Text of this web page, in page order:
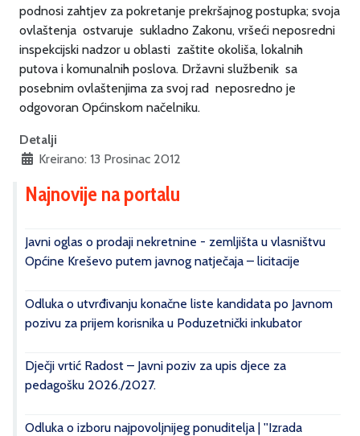
podnosi zahtjev za pokretanje prekršajnog postupka; svoja
ovlaštenja ostvaruje sukladno Zakonu, vršeći neposredni
inspekcijski nadzor u oblasti zaštite okoliša, lokalnih
putova i komunalnih poslova. Državni službenik sa
posebnim ovlaštenjima za svoj rad neposredno je
odgovoran Općinskom načelniku.
Detalji
Kreirano: 13 Prosinac 2012
Najnovije na portalu
Javni oglas o prodaji nekretnine - zemljišta u vlasništvu
Općine Kreševo putem javnog natječaja – licitacije
Odluka o utvrđivanju konačne liste kandidata po Javnom
pozivu za prijem korisnika u Poduzetnički inkubator
Dječji vrtić Radost – Javni poziv za upis djece za
pedagošku 2026./2027.
Odluka o izboru najpovoljnijeg ponuditelja | ''Izrada